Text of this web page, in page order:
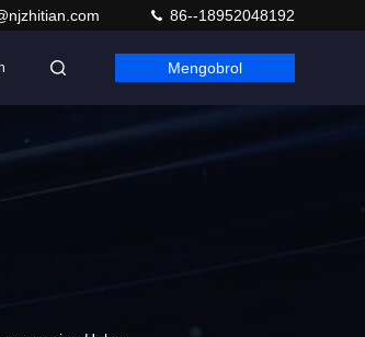
86--18952048192
Mengobrol